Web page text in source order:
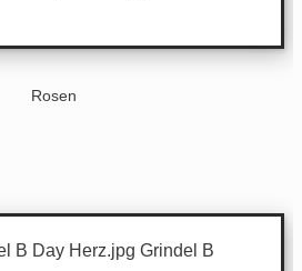
Rosen